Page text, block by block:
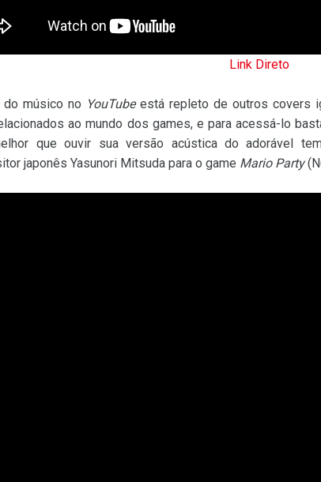
Link Direto
do músico no YouTubeestá repleto de outros covers
ao mundo dos games, e para acessá-lo
que ouvir sua versão acústica do adorável
japonês Yasunori Mitsuda para o game Mario Party